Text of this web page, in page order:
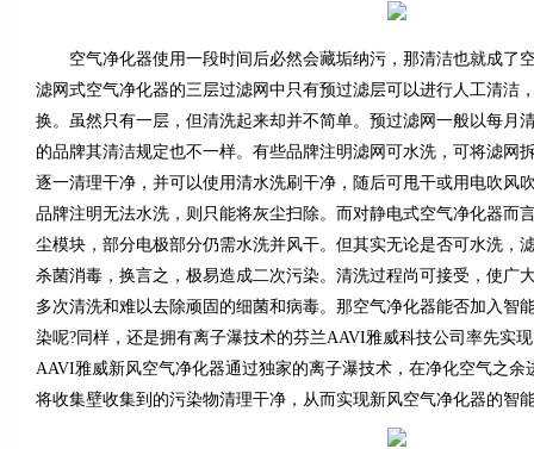
空气净化器使用一段时间后必然会藏垢纳污，那清洁也就成了
滤网式空气净化器的三层过滤网中只有预过滤层可以进行人工清洁
换。虽然只有一层，但清洗起来却并不简单。预过滤网一般以每月
的品牌其清洁规定也不一样。有些品牌注明滤网可水洗，可将滤网
逐一清理干净，并可以使用清水洗刷干净，随后可甩干或用电吹风
品牌注明无法水洗，则只能将灰尘扫除。而对静电式空气净化器而
尘模块，部分电极部分仍需水洗并风干。但其实无论是否可水洗，
杀菌消毒，换言之，极易造成二次污染。清洗过程尚可接受，使广
多次清洗和难以去除顽固的细菌和病毒。那空气净化器能否加入智
染呢?同样，还是拥有离子瀑技术的芬兰AAVI雅威科技公司率先实
AAVI雅威新风空气净化器通过独家的离子瀑技术，在净化空气之余
将收集壁收集到的污染物清理干净，从而实现新风空气净化器的智